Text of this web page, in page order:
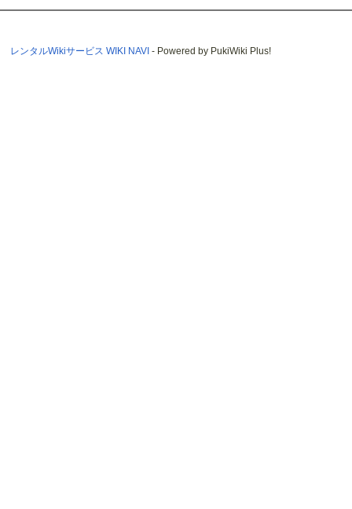
レンタルWikiサービス WIKI NAVI - Powered by PukiWiki Plus!